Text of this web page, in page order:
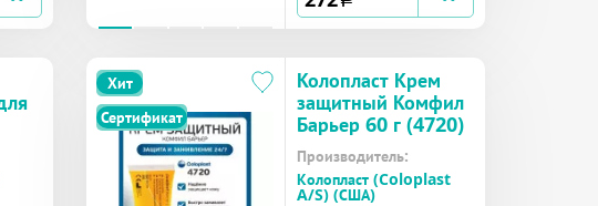
Хит
Сертификат
Колопласт Крем
защитный Комфил
Барьер 60 г (4720)
Производитель:
Колопласт (Coloplast
A/S) (США)